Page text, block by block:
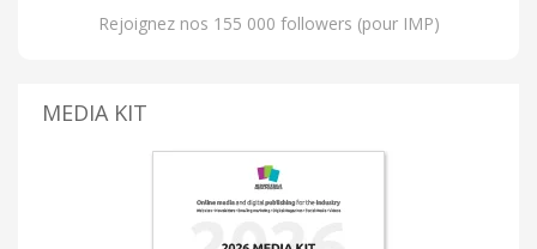
Rejoignez nos 155 000 followers (pour IMP)
MEDIA KIT